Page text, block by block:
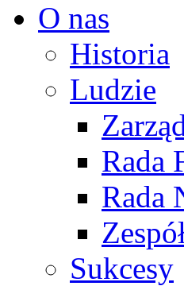
O nas
Historia
Ludzie
Rada
Rada
Sukcesy